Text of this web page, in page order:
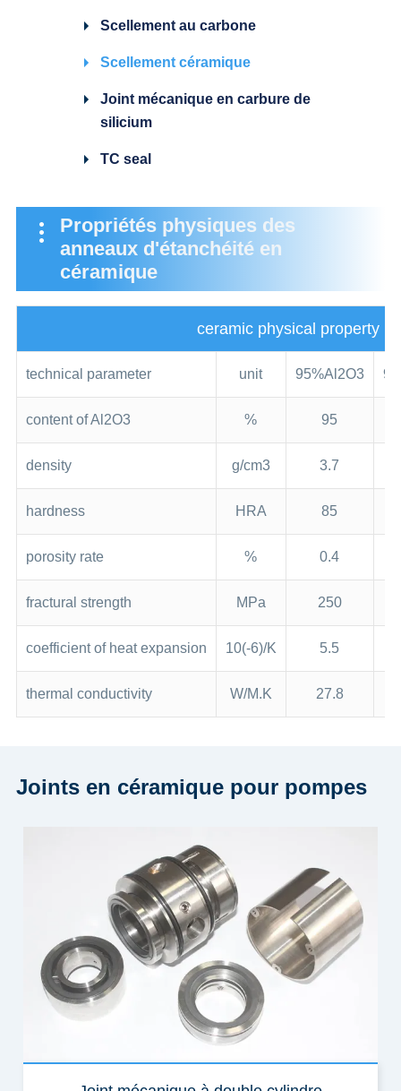
Scellement au carbone
Scellement céramique
Joint mécanique en carbure de
silicium
TC seal
Propriétés physiques des
anneaux d'étanchéité en
céramique
ceramic physical property
technical parameter unit 95%Al2O3
content of Al2O3 % 95
density g/cm3 3.7
hardness HRA 85
porosity rate % 0.4
fractural strength MPa 250
coefficient of heat expansion 10(-6)/K 5.5
thermal conductivity W/M.K 27.8
Joints en céramique pour pompes